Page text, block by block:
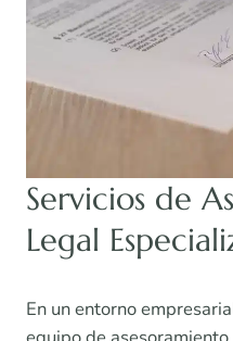
Servicios de
Legal
En un entorno